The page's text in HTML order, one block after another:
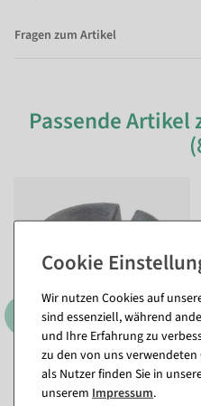
Fragen zum Artikel
Passende
Schwarze Größenreiter mit
Konfektionsgrößen für
Kleiderbügel
Wir nutzen Cookies auf
sind essenziell, während
und Ihre Erfahrung zu
zu den von uns
als Nutzer finden Sie in
unserem Impressum.